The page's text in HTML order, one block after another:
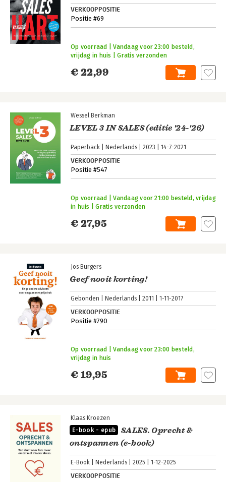
VERKOOPPOSITIE
Positie #69
€ 22,99
Op voorraad | Vandaag voor 23:00 besteld,
vrijdag in huis | Gratis verzonden
Wessel Berkman
LEVEL 3 IN SALES (editie '24-'26)
Paperback Nederlands 2023 14-7-2021
VERKOOPPOSITIE
Positie #547
€ 27,95
Op voorraad | Vandaag voor 21:00 besteld, vrijdag
in huis | Gratis verzonden
Jos Burgers
Geef nooit korting!
Gebonden Nederlands 2011 1-11-2017
VERKOOPPOSITIE
Positie #790
€ 19,95
Op voorraad | Vandaag voor 23:00 besteld,
vrijdag in huis
Klaas Kroezen
E-book - epub
SALES. Oprecht &
ontspannen (e-book)
E-Book Nederlands 2025 1-12-2025
VERKOOPPOSITIE